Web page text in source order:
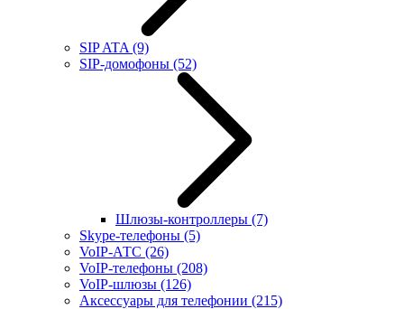
SIP ATA (9)
SIP-домофоны (52)
Шлюзы-контроллеры (7)
Skype-телефоны (5)
VoIP-АТС (26)
VoIP-телефоны (208)
VoIP-шлюзы (126)
Аксессуары для телефонии (215)